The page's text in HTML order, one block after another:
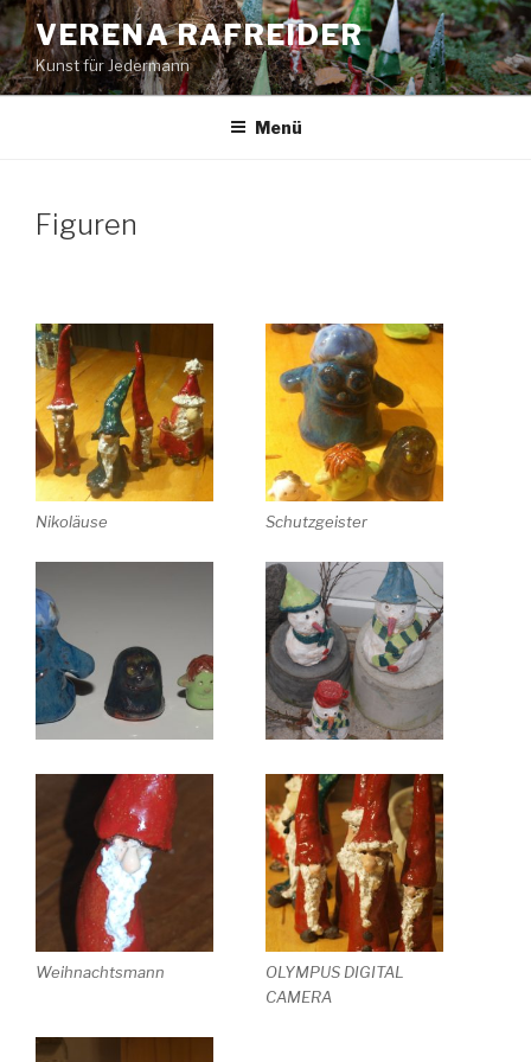
Zum
Inhalt
springen
VERENA RAFREIDER
Kunst für Jedermann
Menü
Figuren
Nikoläuse Schutzgeister
Weihnachtsmann
OLYMPUS DIGITAL
CAMERA